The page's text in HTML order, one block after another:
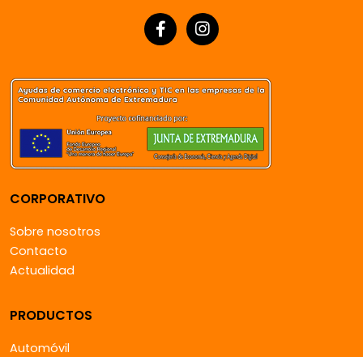
CORPORATIVO
Sobre nosotros
Contacto
Actualidad
PRODUCTOS
Automóvil